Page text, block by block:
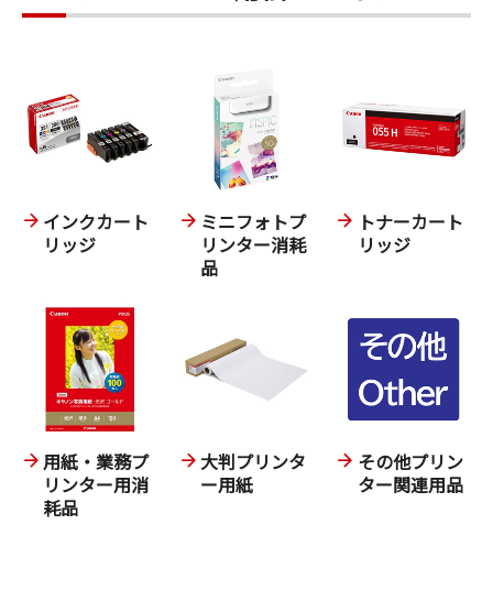
インクカート
リッジ
ミニフォトプ
リンター消耗
品
トナーカート
リッジ
用紙・業務プ
リンター用消
耗品
大判プリンタ
ー用紙
その他プリン
ター関連用品